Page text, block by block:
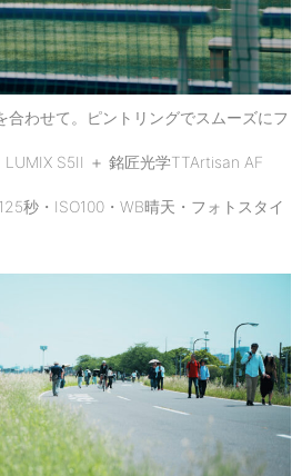
合わせて。ピントリングでスムーズにフ
S5II ＋ 銘匠光学TTArtisan AF
秒・ISO100・WB晴天・フォトスタイ